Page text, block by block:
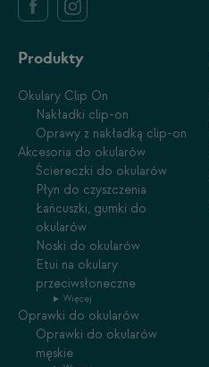
Produkty
Okulary Clip On
Nakładki clip-on
Oprawy z nakładką clip-on
Akcesoria do okularów
Ściereczki do okularów
Płyn do czyszczenia
Łańcuszki, gumki do
okularów
Noski do okularów
Etui na okulary
przeciwsłoneczne
Więcej
Oprawki do okularów
Oprawki do okularów
męskie